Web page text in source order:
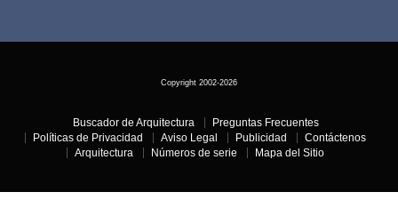
Copyright 2002-2026
Buscador de Arquitectura
Preguntas Frecuentes
Políticas de Privacidad
Aviso Legal Publicidad
Contáctenos
Arquitectura
Números de serie Mapa del Sitio